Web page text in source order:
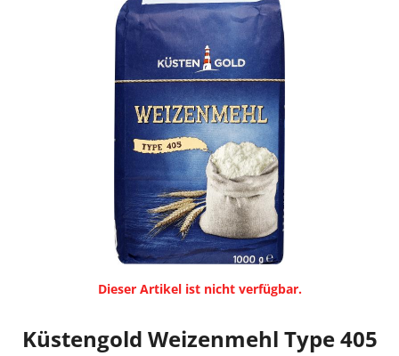
Dieser Artikel ist nicht verfügbar.
Küstengold Weizenmehl Type 405